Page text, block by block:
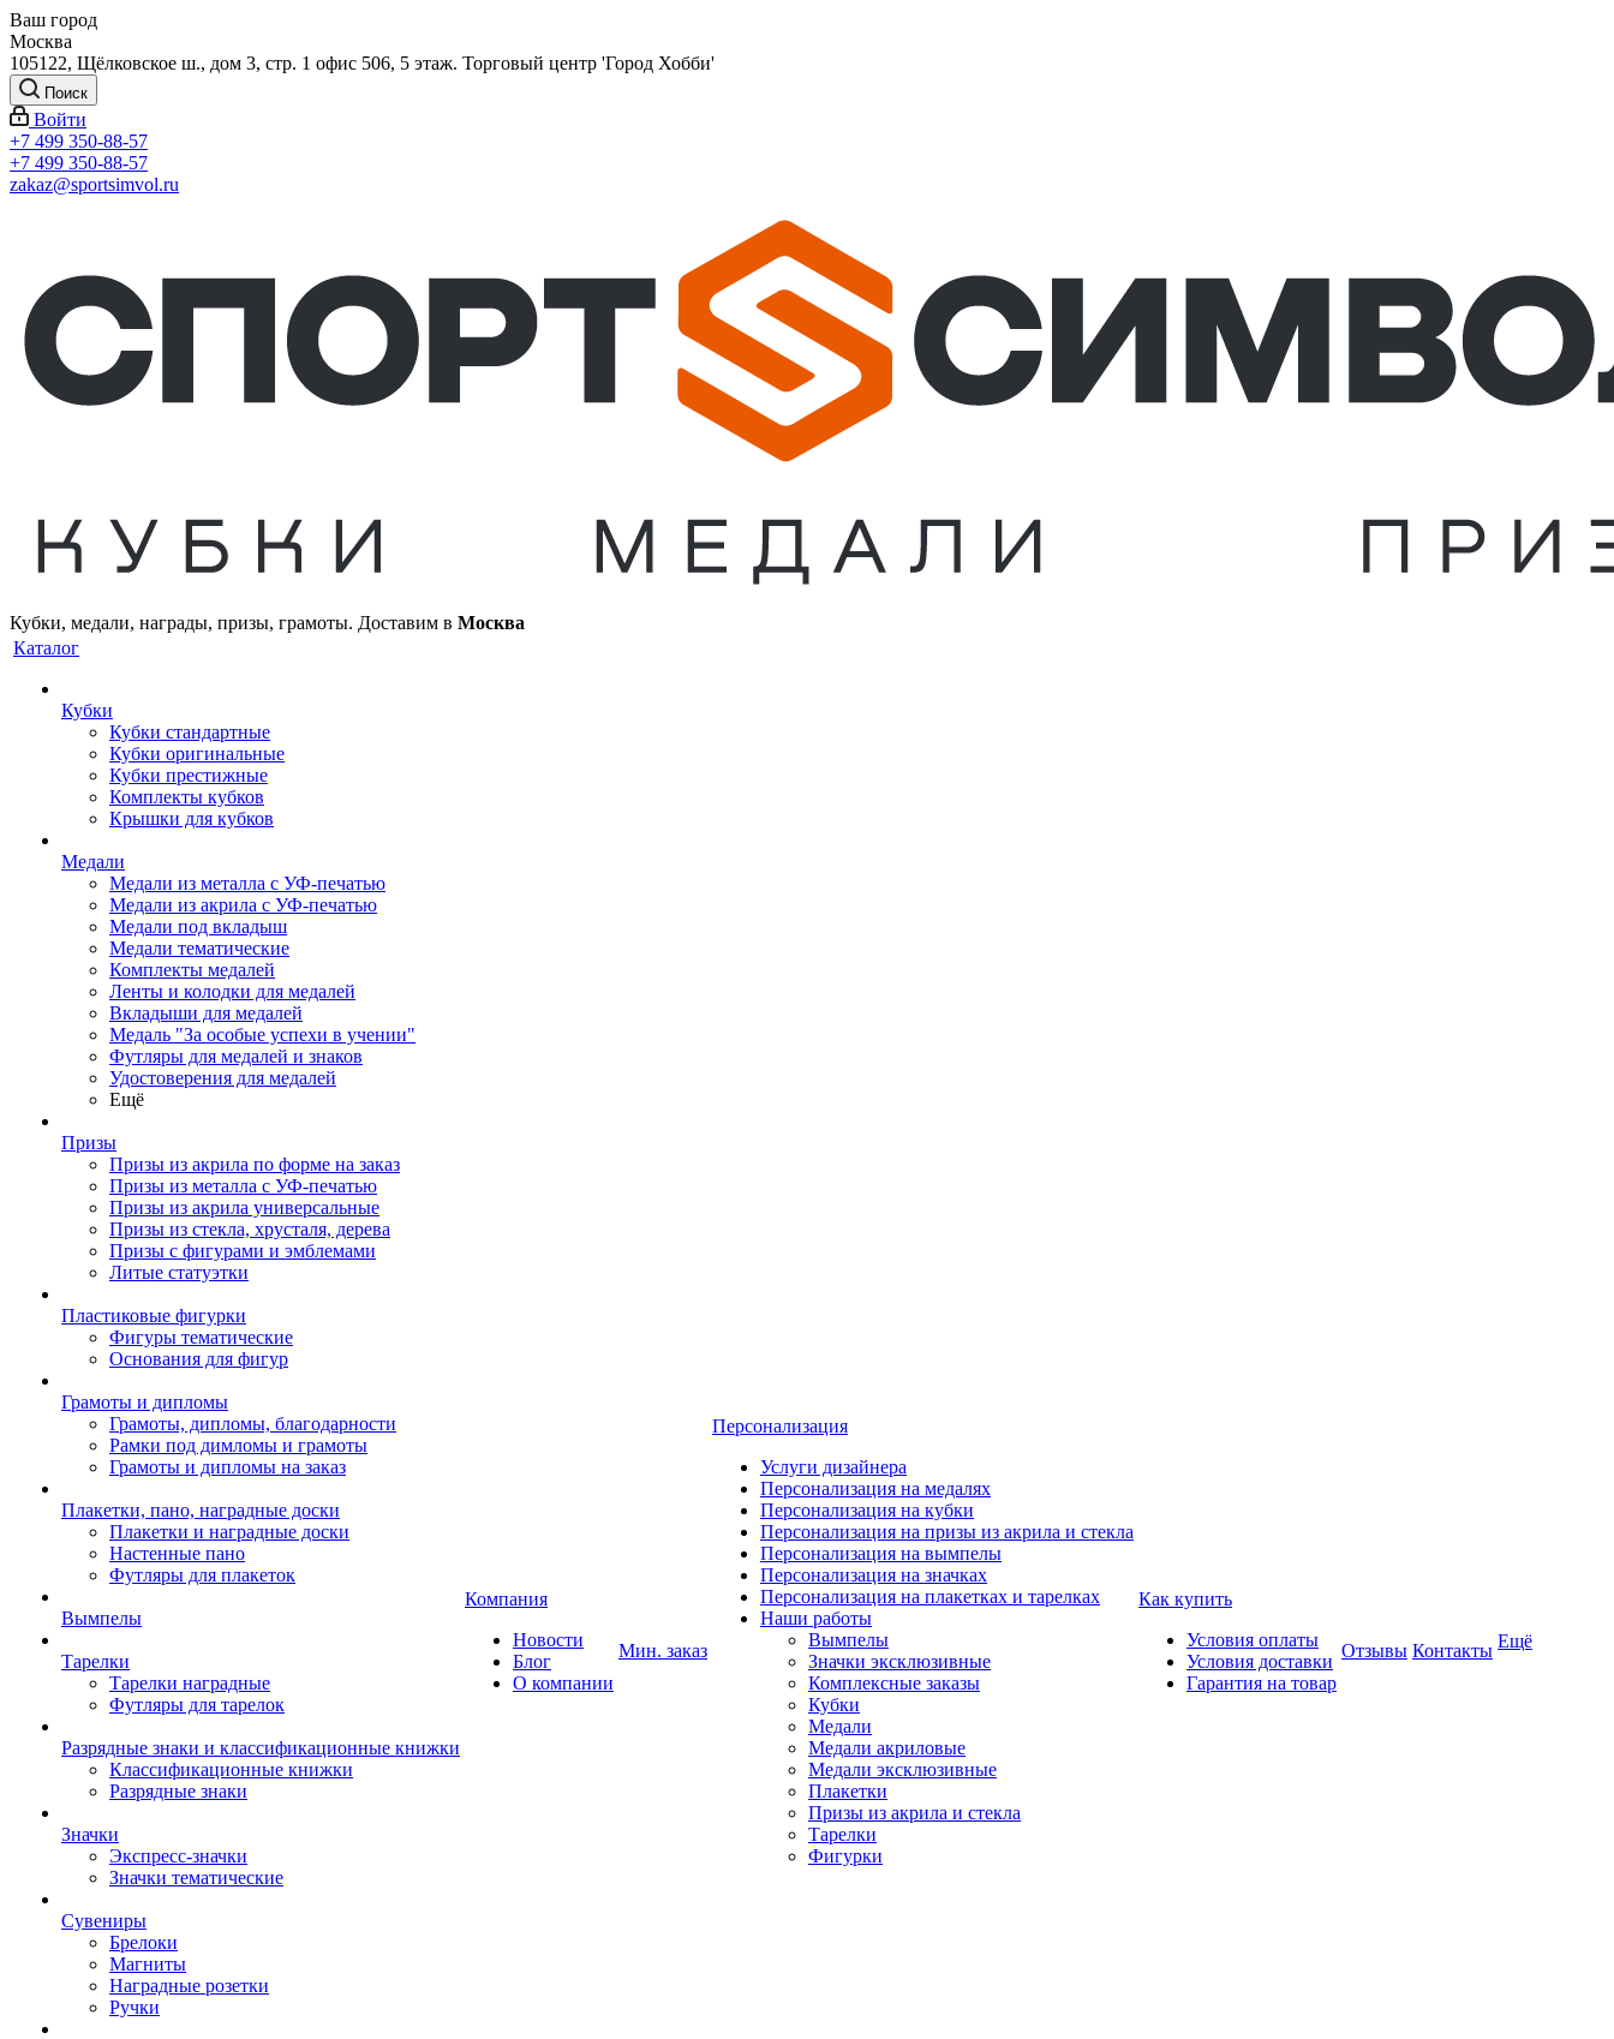
Ваш город
Москва
105122, Щёлковское ш., дом 3, стр. 1 офис 506, 5 этаж. Торговый центр 'Город Хобби'
Поиск
Войти
+7 499 350-88-57
+7 499 350-88-57
zakaz@sportsimvol.ru
Кубки, медали, награды, призы, грамоты. Доставим в Москва
Каталог
Кубки
Кубки стандартные
Кубки оригинальные
Кубки престижные
Комплекты кубков
Крышки для кубков
Медали
Медали из металла с УФ-печатью
Медали из акрила с УФ-печатью
Медали под вкладыш
Медали тематические
Комплекты медалей
Ленты и колодки для медалей
Вкладыши для медалей
Медаль "За особые успехи в учении"
Футляры для медалей и знаков
Удостоверения для медалей
Ещё
Призы
Призы из акрила по форме на заказ
Призы из металла с УФ-печатью
Призы из акрила универсальные
Призы из стекла, хрусталя, дерева
Призы с фигурами и эмблемами
Литые статуэтки
Пластиковые фигурки
Фигуры тематические
Основания для фигур
Грамоты и дипломы
Грамоты, дипломы, благодарности
Рамки под димломы и грамоты
Грамоты и дипломы на заказ
Плакетки, пано, наградные доски
Плакетки и наградные доски
Настенные пано
Футляры для плакеток
Вымпелы
Тарелки
Тарелки наградные
Футляры для тарелок
Разрядные знаки и классификационные книжки
Классификационные книжки
Разрядные знаки
Значки
Экспресс-значки
Значки тематические
Сувениры
Брелоки
Магниты
Наградные розетки
Ручки
Компания
Новости
Блог
О компании
Мин. заказ
Персонализация
Услуги дизайнера
Персонализация на медалях
Персонализация на кубки
Персонализация на призы из акрила и стекла
Персонализация на вымпелы
Персонализация на значках
Персонализация на плакетках и тарелках
Наши работы
Вымпелы
Значки эксклюзивные
Комплексные заказы
Кубки
Медали
Медали акриловые
Медали эксклюзивные
Плакетки
Призы из акрила и стекла
Тарелки
Фигурки
Как купить
Условия оплаты
Условия доставки
Гарантия на товар
Отзывы Контакты Ещё